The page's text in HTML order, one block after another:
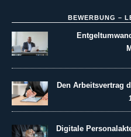
BEWERBUNG –
Den Arbeitsvertrag
Digitale